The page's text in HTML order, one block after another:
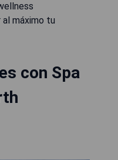
máximo tu
con Spa